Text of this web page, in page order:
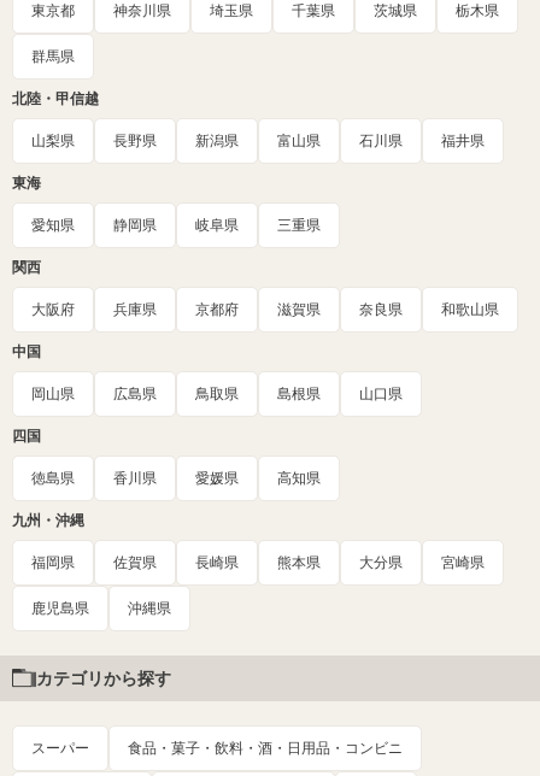
東京都 神奈川県 埼玉県 千葉県 茨城県 栃木県
群馬県
北陸・甲信越
山梨県 長野県 新潟県 富山県 石川県 福井県
東海
愛知県 静岡県 岐阜県 三重県
関西
大阪府 兵庫県 京都府 滋賀県 奈良県 和歌山県
中国
岡山県 広島県 鳥取県 島根県 山口県
四国
徳島県 香川県 愛媛県 高知県
九州・沖縄
福岡県 佐賀県 長崎県 熊本県 大分県 宮崎県
鹿児島県 沖縄県
カテゴリから探す
スーパー 食品・菓子・飲料・酒・日用品・コンビニ